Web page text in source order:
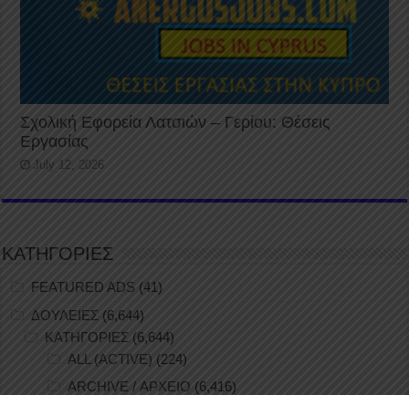
Σχολική Εφορεία Λατσιών – Γερίου: Θέσεις
Εργασίας
July 12, 2026
ΚΑΤΗΓΟΡΙΕΣ
FEATURED ADS (41)
ΔΟΥΛΕΙΕΣ (6,644)
ΚΑΤΗΓΟΡΙΕΣ (6,644)
ALL (ACTIVE) (224)
ARCHIVE / ΑΡΧΕΙΟ (6,416)